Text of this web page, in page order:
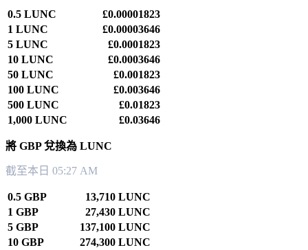
0.5 LUNC
£0.00001823
1 LUNC
£0.00003646
5 LUNC
£0.0001823
10 LUNC
£0.0003646
50 LUNC
£0.001823
100 LUNC
£0.003646
500 LUNC
£0.01823
1,000 LUNC
£0.03646
將 GBP 兌換為 LUNC
截至本日 05:27 AM
0.5 GBP
13,710 LUNC
1 GBP
27,430 LUNC
5 GBP
137,100 LUNC
10 GBP
274,300 LUNC